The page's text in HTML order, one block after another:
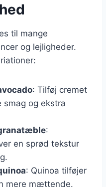
til mange
og lejligheder.
: Tilføj cremet
smag og ekstra
:
en sprød tekstur
: Quinoa tilføjer
mere mættende.